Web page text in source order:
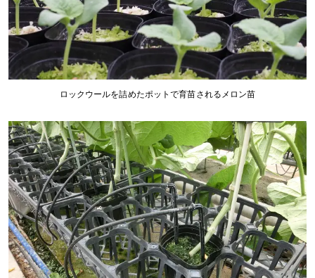
ロックウールを詰めたポットで育苗されるメロン苗